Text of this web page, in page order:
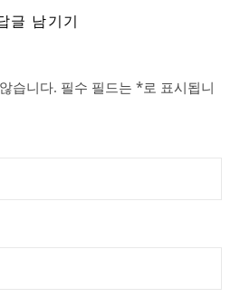
글 남기기
습니다. 필수 필드는 *로 표시됩니